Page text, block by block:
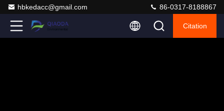
hbkedacc@gmail.com 86-0317-8188867
Citation